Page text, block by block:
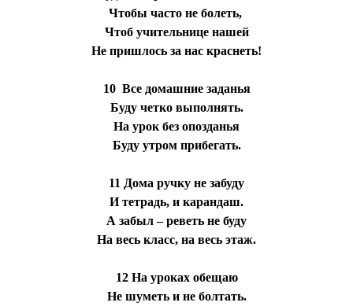
Чтобы часто не болеть,
Чтоб учительнице нашей
Не пришлось за нас краснеть!
10 Все домашние заданья
Буду четко выполнять.
На урок без опозданья
Буду утром прибегать.
11 Дома ручку не забуду
И тетрадь, и карандаш.
А забыл – реветь не буду
На весь класс, на весь этаж.
12 На уроках обещаю
Не шуметь и не болтать.